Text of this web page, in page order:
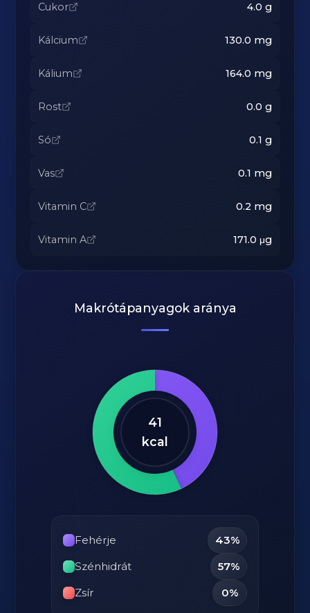
Cukor 4.0 g
Kálcium 130.0 mg
Kálium 164.0 mg
Rost 0.0 g
Só 0.1 g
Vas 0.1 mg
Vitamin C 0.2 mg
Vitamin A 171.0 μg
Makrótápanyagok aránya
41
kcal
Fehérje
43%
Szénhidrát
57%
Zsír
0%